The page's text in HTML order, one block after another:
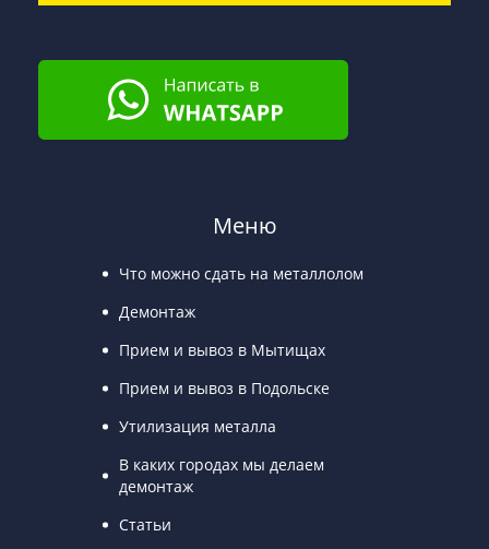
Меню
Что можно сдать на металлолом
Демонтаж
Прием и вывоз в Мытищах
Прием и вывоз в Подольске
Утилизация металла
В каких городах мы делаем
демонтаж
Статьи